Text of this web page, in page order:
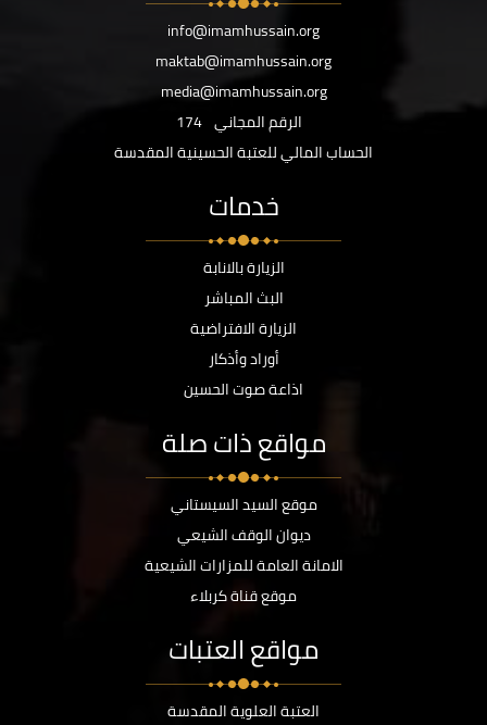
info@imamhussain.org
maktab@imamhussain.org
media@imamhussain.org
الرقم المجاني 174
الحساب المالي للعتبة الحسينية المقدسة
خدمات
الزيارة بالانابة
البث المباشر
الزيارة الافتراضية
أوراد وأذكار
اذاعة صوت الحسين
مواقع ذات صلة
موقع السيد السيستاني
ديوان الوقف الشيعي
الامانة العامة للمزارات الشيعية
موقع قناة كربلاء
مواقع العتبات
العتبة العلوية المقدسة